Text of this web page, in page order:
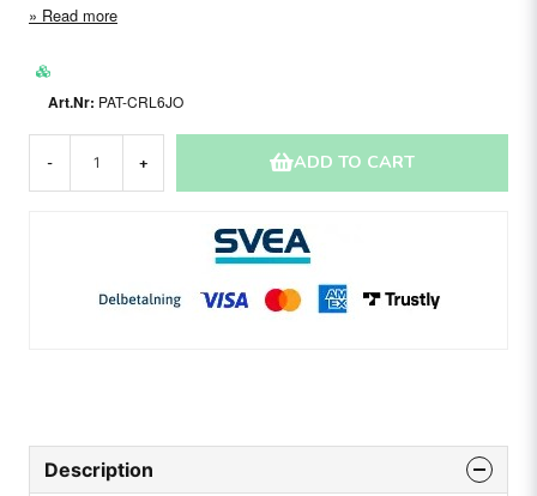
Read more
PAT-CRL6JO
- + ADD TO CART
Description